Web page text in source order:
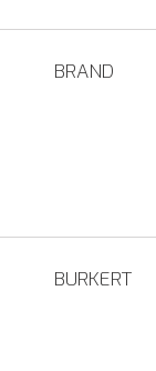
BRAND
BURKERT